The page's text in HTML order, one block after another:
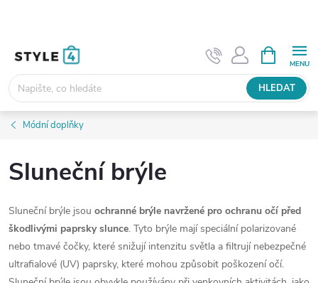
HLEDAT
NÁKUPNÍ
KOŠÍK
Módní doplňky
Sluneční brýle
Sluneční brýle jsou ochranné brýle navržené pro ochranu očí před
škodlivými paprsky slunce. Tyto brýle mají speciální polarizované
nebo tmavé čočky, které snižují intenzitu světla a filtrují nebezpečné
ultrafialové (UV) paprsky, které mohou způsobit poškození očí.